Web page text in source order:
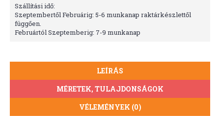
Szállítási idő:
Szeptembertől Februárig: 5-6 munkanap raktárkészlettől
függően.
Februártól Szeptemberig: 7-9 munkanap
LEÍRÁS
MÉRETEK, TULAJDONSÁGOK
VÉLEMÉNYEK (0)